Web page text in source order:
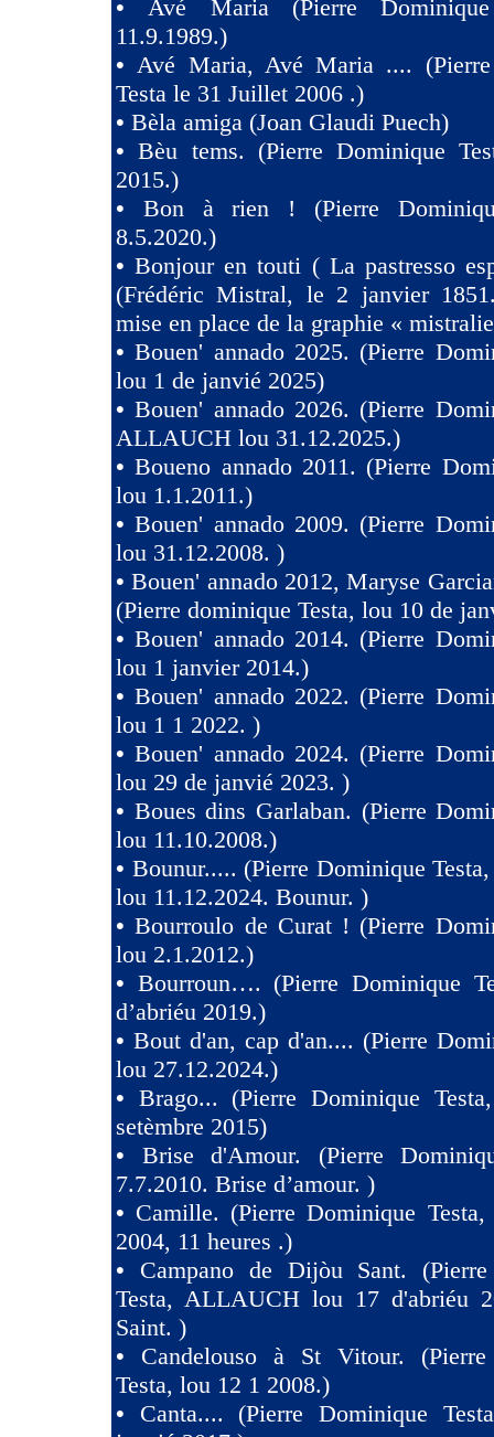
•Avé Maria (Pierre
11.9.1989.)
•Avé Maria, Avé Maria ....
Testa le 31 Juillet 2006 .)
• Bèla amiga (Joan Glaudi Puech)
•Bèu tems. (Pierre Dominique
2015.)
• Bon à rien ! (Pierre
8.5.2020.)
•Bonjour en touti ( La pastresso
(Frédéric Mistral, le 2 janvier
mise en place de la graphie «
•Bouen' annado 2025. (Pierre
lou 1 de janvié 2025)
•Bouen' annado 2026. (Pierre
ALLAUCH lou 31.12.2025.)
•Boueno annado 2011. (Pierre
lou 1.1.2011.)
•Bouen' annado 2009. (Pierre
lou 31.12.2008. )
•Bouen' annado 2012, Maryse
(Pierre dominique Testa, lou 10 de
•Bouen' annado 2014. (Pierre
lou 1 janvier 2014.)
•Bouen' annado 2022. (Pierre
lou 1 1 2022. )
•Bouen' annado 2024. (Pierre
lou 29 de janvié 2023. )
• Boues dins Garlaban. (Pierre
lou 11.10.2008.)
• Bounur..... (Pierre Dominique
lou 11.12.2024. Bounur. )
•Bourroulo de Curat ! (Pierre
lou 2.1.2012.)
• Bourroun…. (Pierre Dominique
d’abriéu 2019.)
• Bout d'an, cap d'an.... (Pierre
lou 27.12.2024.)
• Brago... (Pierre Dominique
setèmbre 2015)
• Brise d'Amour. (Pierre
7.7.2010. Brise d’amour. )
• Camille. (Pierre Dominique
2004, 11 heures .)
• Campano de Dijòu Sant.
Testa, ALLAUCH lou 17 d'abriéu
Saint. )
• Candelouso à St Vitour. (Pierre
Testa, lou 12 1 2008.)
• Canta.... (Pierre Dominique